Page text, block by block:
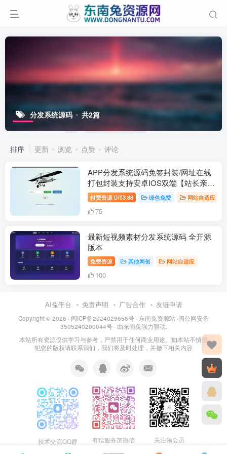
分发系统源码 共2篇
排序 更新 浏览 点赞 评论
APP分发系统源码免签封装/网址在线
打包封装支持安卓IOS双端【站长亲
测】
付费资源 D币3.88 绿色免费 网站自适应
75
最新短视频素材分发系统源码 全开源
版本
免费资源 其他网创 网站自适应
100
AI兔平台 免责声明 广告合作 友链申请
Copyright © 2026 · 闽ICP备2024029658号 · 东南兔资源站 ·闽公网安备
3505240200044号· 由东南兔强力驱动.
本站所有资源仅供学习与参考，严禁用于任何商业用途。如本站不慎侵
犯您的版权请联系我们，我们将及时处理，并撤下相关内容
技术交流QQ群 有偿服务加微信 关注领会员